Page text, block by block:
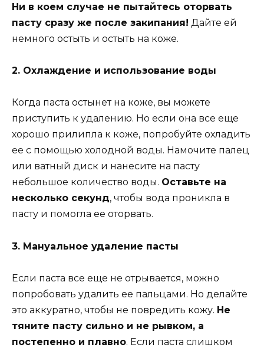
Ни в коем случае не пытайтесь оторвать
пасту сразу же после закипания! Дайте ей
немного остыть и остыть на коже.
2. Охлаждение и использование воды
Когда паста остынет на коже, вы можете
приступить к удалению. Но если она все еще
хорошо прилипла к коже, попробуйте охладить
ее с помощью холодной воды. Намочите палец
или ватный диск и нанесите на пасту
небольшое количество воды. Оставьте на
несколько секунд, чтобы вода проникла в
пасту и помогла ее оторвать.
3. Мануальное удаление пасты
Если паста все еще не отрывается, можно
попробовать удалить ее пальцами. Но делайте
это аккуратно, чтобы не повредить кожу. Не
тяните пасту сильно и не рывком, а
постепенно и плавно. Если паста слишком